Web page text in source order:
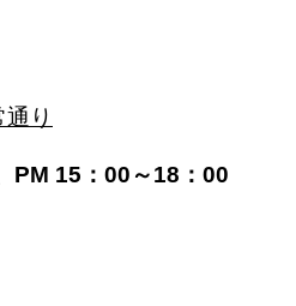
り
PM 15：00～18：00